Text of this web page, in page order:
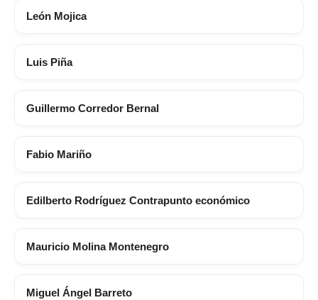
León Mojica
Luis Piña
Guillermo Corredor Bernal
Fabio Mariño
Edilberto Rodríguez Contrapunto económico
Mauricio Molina Montenegro
Miguel Ángel Barreto